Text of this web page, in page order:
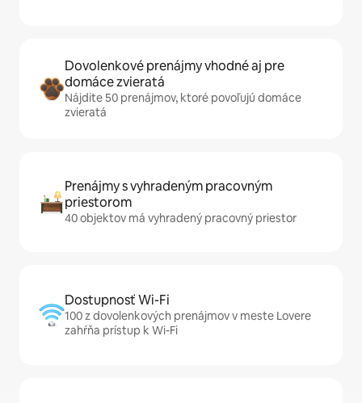
Dovolenkové prenájmy vhodné aj pre
domáce zvieratá
Nájdite 50 prenájmov, ktoré povoľujú domáce
zvieratá
Prenájmy s vyhradeným pracovným
priestorom
40 objektov má vyhradený pracovný priestor
Dostupnosť Wi-Fi
100 z dovolenkových prenájmov v meste Lovere
zahŕňa prístup k Wi-Fi